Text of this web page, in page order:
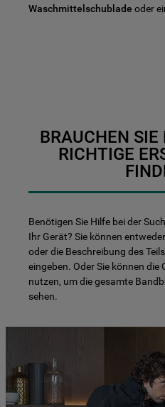
Waschmittelschublade oder
BRAUCHEN
RICHTIGE
Benötigen Sie Hilfe bei der
Ihr Gerät? Sie können
oder die Beschreibung des
eingeben. Oder Sie können die
nutzen, um die gesamte
sehen.